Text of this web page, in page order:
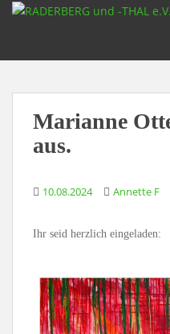
p
Marianne
aus.
10.08.2024 Annette F
Ihr seid herzlich eingeladen: